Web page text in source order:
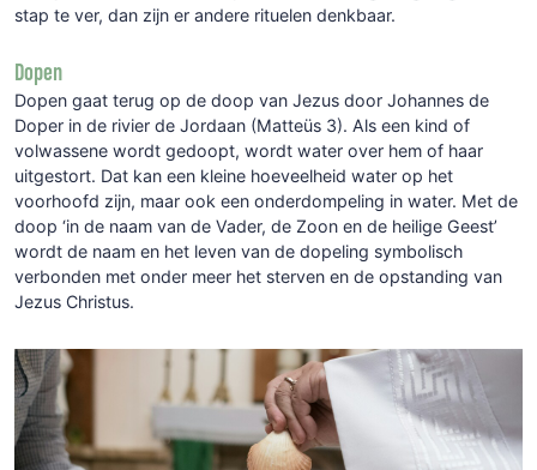
stap te ver, dan zijn er andere rituelen denkbaar.
Dopen
Dopen gaat terug op de doop van Jezus door Johannes de
Doper in de rivier de Jordaan (Matteüs 3). Als een kind of
volwassene wordt gedoopt, wordt water over hem of haar
uitgestort. Dat kan een kleine hoeveelheid water op het
voorhoofd zijn, maar ook een onderdompeling in water. Met de
doop ‘in de naam van de Vader, de Zoon en de heilige Geest’
wordt de naam en het leven van de dopeling symbolisch
verbonden met onder meer het sterven en de opstanding van
Jezus Christus.